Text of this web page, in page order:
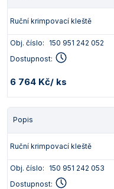
Ruční krimpovací kleště
Obj. číslo:
150 951 242 052
Dostupnost:
6 764 Kč/ ks
Popis
Ruční krimpovací kleště
Obj. číslo:
150 951 242 053
Dostupnost:
Vlastnosti skla a
Zkumavky
Zátky a uzávěry
Zkumavky a stojany
Vlastnosti plastů
Teploměry,
měření prostředí
Titrátory
Vlhkostní